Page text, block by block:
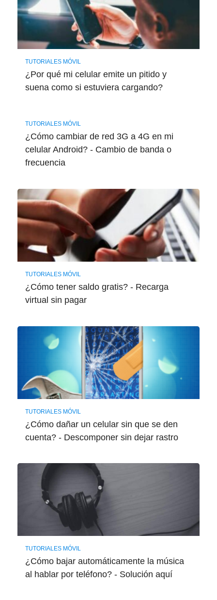
TUTORIALES MÓVIL
¿Por qué mi celular emite un pitido y
suena como si estuviera cargando?
TUTORIALES MÓVIL
¿Cómo cambiar de red 3G a 4G en mi
celular Android? - Cambio de banda o
frecuencia
TUTORIALES MÓVIL
¿Cómo tener saldo gratis? - Recarga
virtual sin pagar
TUTORIALES MÓVIL
¿Cómo dañar un celular sin que se den
cuenta? - Descomponer sin dejar rastro
TUTORIALES MÓVIL
¿Cómo bajar automáticamente la música
al hablar por teléfono? - Solución aquí